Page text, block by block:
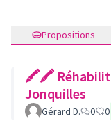
Propositions
🖍🖍
Jonquilles
Gérard D. 0 0